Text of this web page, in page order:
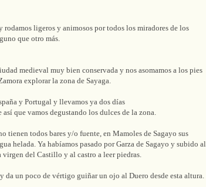
ligeros y animosos por todos los miradores de los
que otro más.
medieval muy bien conservada y nos asomamos a los pies
explorar la zona de Sayaga.
y Portugal y llevamos ya dos días
que vamos degustando los dulces de la zona.
tienen todos bares y/o fuente, en Mamoles de Sagayo sus
helada. Ya habíamos pasado por Garza de Sagayo y subido al
del Castillo y al castro a leer piedras.
da un poco de vértigo guiñar un ojo al Duero desde esta altura.